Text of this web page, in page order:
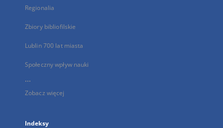
Regionalia
Zbiory bibliofilskie
Lublin 700 lat miasta
Społeczny wpływ nauki
...
Zobacz więcej
Indeksy